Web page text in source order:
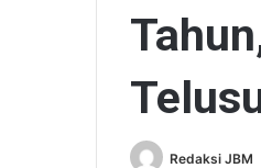
Redaksi JBM